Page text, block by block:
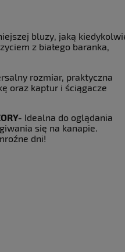
bluzy, jaką
z białego baranka,
rozmiar, praktyczna
oraz kaptur i ściągacze
Idealna do oglądania
się na kanapie.
dni!